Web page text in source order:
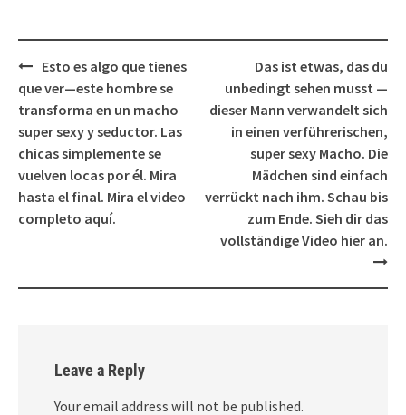
Post
navigation
Esto es algo que tienes
que ver—este hombre se
transforma en un macho
super sexy y seductor. Las
chicas simplemente se
vuelven locas por él. Mira
hasta el final. Mira el video
completo aquí.
Das ist etwas, das du
unbedingt sehen musst —
dieser Mann verwandelt sich
in einen verführerischen,
super sexy Macho. Die
Mädchen sind einfach
verrückt nach ihm. Schau bis
zum Ende. Sieh dir das
vollständige Video hier an.
Leave a Reply
Your email address will not be published.